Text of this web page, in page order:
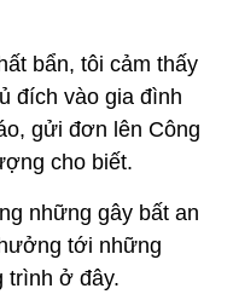
bẩn, tôi cảm thấy
đích vào gia đình
gửi đơn lên Công
cho biết.
những gây bất an
tới những
trình ở đây.